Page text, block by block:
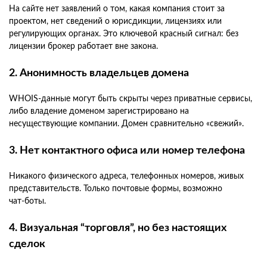
На сайте нет заявлений о том, какая компания стоит за
проектом, нет сведений о юрисдикции, лицензиях или
регулирующих органах. Это ключевой красный сигнал: без
лицензии брокер работает вне закона.
2. Анонимность владельцев домена
WHOIS‑данные могут быть скрыты через приватные сервисы,
либо владение доменом зарегистрировано на
несуществующие компании. Домен сравнительно «свежий».
3. Нет контактного офиса или номер телефона
Никакого физического адреса, телефонных номеров, живых
представительств. Только почтовые формы, возможно
чат‑боты.
4. Визуальная “торговля”, но без настоящих
сделок